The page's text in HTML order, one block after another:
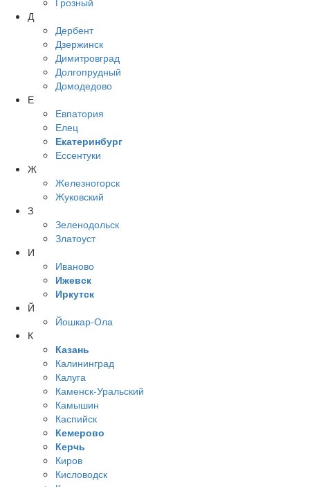
Д
Дербент
Дзержинск
Димитровград
Долгопрудный
Домодедово
Е
Евпатория
Елец
Екатеринбург
Ессентуки
Ж
Железногорск
Жуковский
З
Зеленодольск
Златоуст
И
Иваново
Ижевск
Иркутск
Й
Йошкар-Ола
К
Казань
Калининград
Калуга
Каменск-Уральский
Камышин
Каспийск
Кемерово
Керчь
Киров
Кисловодск